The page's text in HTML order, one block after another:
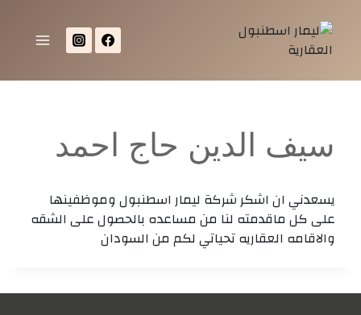
سيف الدين حاج احمد
يسعدني ان اشكر شركة ليمار اسطنبول وموظفينها
على كل ماقدمته لنا من مساعده بالحصول على الشقه
والاقامه العقاريه تحياتي لكم من السودان